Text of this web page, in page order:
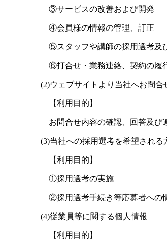
③サービスの改善および開発
④会員様の情報の管理、訂正
⑤スタッフや講師の採用選考及
⑥打合せ・業務連絡、契約の履
(2)ウェブサイトより当社へお問合
【利用目的】
お問合せ内容の確認、回答及び
(3)当社への採用選考を希望される
【利用目的】
①採用選考の実施
②採用選考手続き等応募者への
(4)従業員等に関する個人情報
【利用目的】